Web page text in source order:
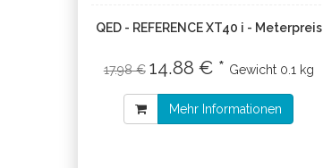
QED - REFERENCE XT40 i - Meterpreis
17.98 € 14.88 € * Gewicht 0.1 kg
Mehr Informationen